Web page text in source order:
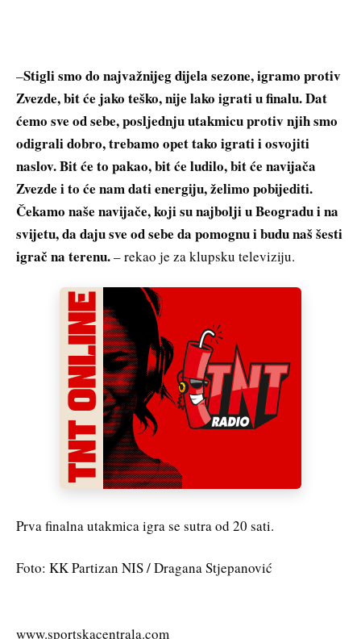
–Stigli smo do najvažnijeg dijela sezone, igramo protiv
Zvezde, bit će jako teško, nije lako igrati u finalu. Dat
ćemo sve od sebe, posljednju utakmicu protiv njih smo
odigrali dobro, trebamo opet tako igrati i osvojiti
naslov. Bit će to pakao, bit će ludilo, bit će navijača
Zvezde i to će nam dati energiju, želimo pobijediti.
Čekamo naše navijače, koji su najbolji u Beogradu i na
svijetu, da daju sve od sebe da pomognu i budu naš šesti
igrač na terenu.– rekao je za klupsku televiziju.
Prva finalna utakmica igra se sutra od 20 sati.
Foto: KK Partizan NIS / Dragana Stjepanović
www.sportskacentrala.com